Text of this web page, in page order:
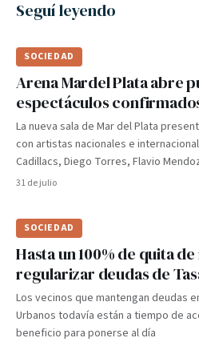
Seguí leyendo
SOCIEDAD
Arena Mardel Plata abre
espectáculos
La nueva sala de Mar del Plata
con artistas nacionales e
Cadillacs, Diego Torres, Flavio
31 de julio
SOCIEDAD
Hasta un 100% de quita
regularizar deudas de
Los vecinos que mantengan deudas
Urbanos todavía están a tiempo de
beneficio para ponerse al día